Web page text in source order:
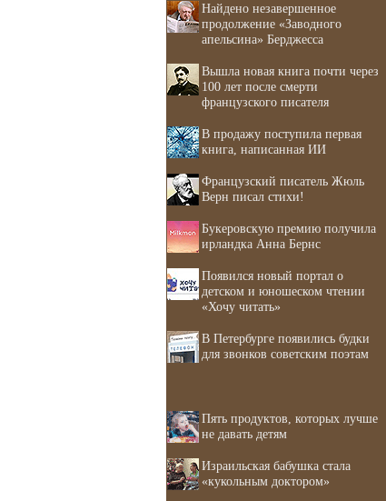
Найдено незавершенное
продолжение «Заводного
апельсина» Берджесса
Вышла новая книга почти через
100 лет после смерти
французского писателя
В продажу поступила первая
книга, написанная ИИ
Французский писатель Жюль
Верн писал стихи!
Букеровскую премию получила
ирландка Анна Бернс
Появился новый портал о
детском и юношеском чтении
«Хочу читать»
В Петербурге появились будки
для звонков советским поэтам
Пять продуктов, которых лучше
не давать детям
Израильская бабушка стала
«кукольным доктором»